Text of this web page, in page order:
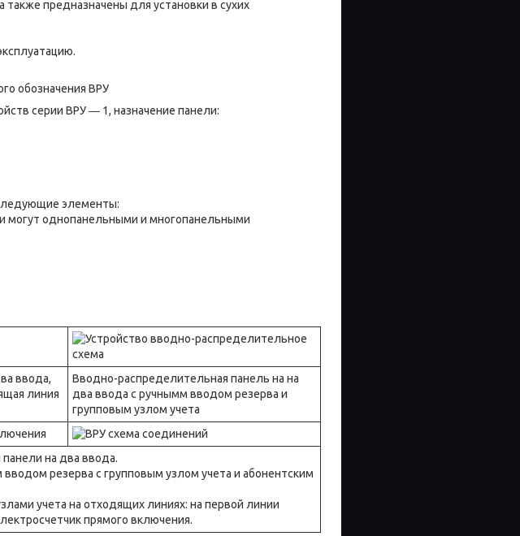
предназначены для установки в сухих
серии ВРУ ― 1, назначение панели:
элементы:
могут однопанельными и многопанельными
ввода,
линия
Вводно-распределительная панель на на
два ввода с ручнымм вводом резерва и
групповым узлом учета
на два ввода.
резерва с групповым узлом учета и абонентским
учета на отходящих линиях: на первой линии
прямого включения.